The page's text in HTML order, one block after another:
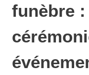
funèbre